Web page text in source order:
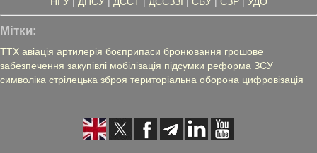
Мітки:
ТТХ авіація артилерія боєприпаси бронювання грошове
забезпечення закупівлі мобілізація підсумки реформа ЗСУ
символіка стрілецька зброя територіальна оборона цифровізація